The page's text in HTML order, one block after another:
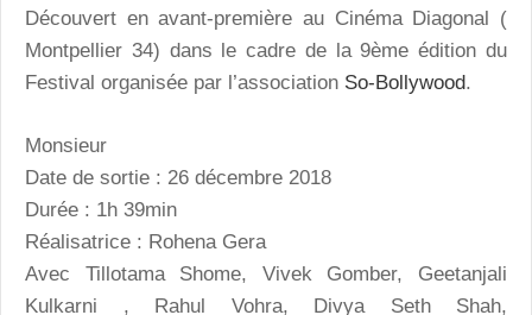
Découvert en avant-première au Cinéma Diagonal (
Montpellier 34) dans le cadre de la 9ème édition du
Festival organisée par l’association So-Bollywood.
Monsieur
Date de sortie : 26 décembre 2018
Durée : 1h 39min
Réalisatrice : Rohena Gera
Avec Tillotama Shome, Vivek Gomber, Geetanjali
Kulkarni , Rahul Vohra, Divya Seth Shah,